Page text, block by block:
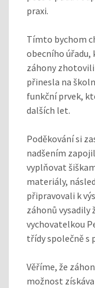
praxi.
Tímto bychom
obecního
záhony
přinesla na
funkční prvek,
dalších let.
Poděkování si
nadšením
vyplňovat
materiály,
připravovali k
záhonů vysadily
vychovatelkou
třídy společně s
Věříme, že
možnost